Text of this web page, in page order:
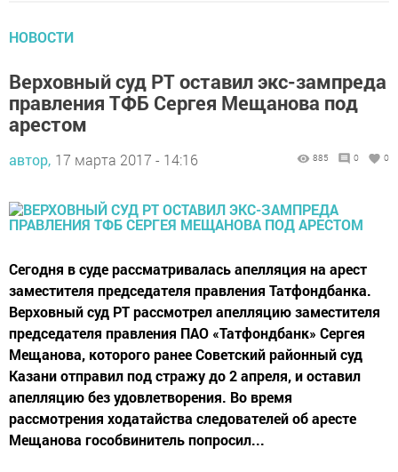
НОВОСТИ
Верховный суд РТ оставил экс-зампреда
правления ТФБ Сергея Мещанова под
арестом
автор, 17 марта 2017 - 14:16 885 0 0
Сегодня в суде рассматривалась апелляция на арест
заместителя председателя правления Татфондбанка.
Верховный суд РТ рассмотрел апелляцию заместителя
председателя правления ПАО «Татфондбанк» Сергея
Мещанова, которого ранее Советский районный суд
Казани отправил под стражу до 2 апреля, и оставил
апелляцию без удовлетворения. Во время
рассмотрения ходатайства следователей об аресте
Мещанова гособвинитель попросил...